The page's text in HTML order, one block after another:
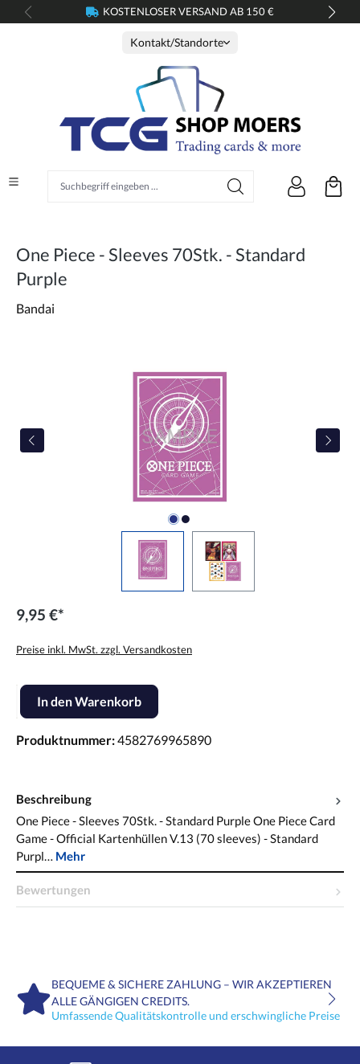
springen KOSTENLOSER VERSAND AB 150 €
Kontakt/Standorte
One Piece - Sleeves 70Stk. - Standard
Purple
Bandai
9,95 €*
Preise inkl. MwSt. zzgl. Versandkosten
Produkt Anzahl: Gib den gewünschten Wert ein oder benutze die
In den Warenkorb
Produktnummer:4582769965890
Beschreibung
One Piece - Sleeves 70Stk. - Standard Purple One Piece Card
Game - Official Kartenhüllen V.13 (70 sleeves) - Standard
Purpl… Mehr
Bewertungen
BEQUEME & SICHERE ZAHLUNG – WIR AKZEPTIEREN
ALLE GÄNGIGEN CREDITS.
Umfassende Qualitätskontrolle und erschwingliche Preise